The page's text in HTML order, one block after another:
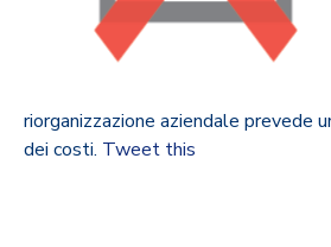
riorganizzazione aziendale prevede
dei costi. Tweet this